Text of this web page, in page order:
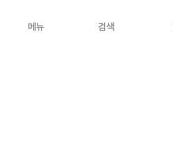
메뉴 검색